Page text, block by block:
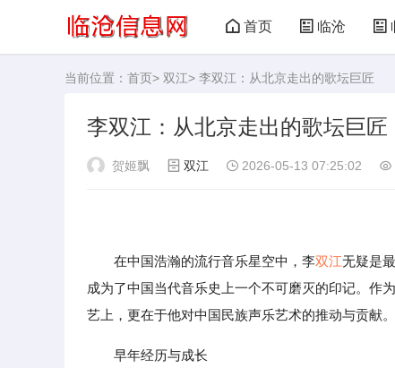
首页 临沧
当前位置： 首页> 双江> 李双江：从北京走出的歌坛巨匠
李双江：从北京走出的歌坛巨匠
贺姬飘 双江 2026-05-13 07:25:02
在中国浩瀚的流行音乐星空中，李双江无疑是
成为了中国当代音乐史上一个不可磨灭的印记。作
艺上，更在于他对中国民族声乐艺术的推动与贡献。
早年经历与成长